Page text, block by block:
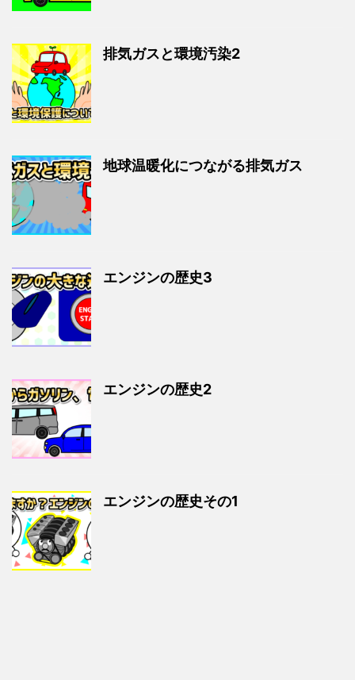
排気ガスと環境汚染2
地球温暖化につながる排気ガス
エンジンの歴史3
エンジンの歴史2
エンジンの歴史その1